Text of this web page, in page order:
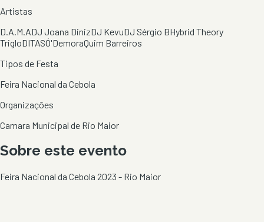
Artistas
D.A.M.ADJ Joana DinizDJ KevuDJ Sérgio BHybrid Theory
TrigloDITASÓ'DemoraQuim Barreiros
Tipos de Festa
Feira Nacional da Cebola
Organizações
Camara Municipal de Rio Maior
Sobre este evento
Feira Nacional da Cebola 2023 - Rio Maior